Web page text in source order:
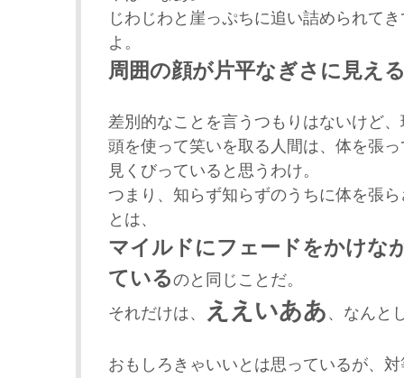
じわじわと崖っぷちに追い詰められて
よ。
周囲の顔が片平なぎさに見え
差別的なことを言うつもりはないけど
頭を使って笑いを取る人間は、体を張
見くびっていると思うわけ。
つまり、知らず知らずのうちに体を張
とは、
マイルドにフェードをかけな
ているのと同じことだ。
それだけは、
ええいああ 、なんと
おもしろきゃいいとは思っているが、